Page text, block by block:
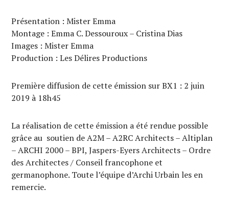
Présentation : Mister Emma
Montage : Emma C. Dessouroux – Cristina Dias
Images : Mister Emma
Production : Les Délires Productions
Première diffusion de cette émission sur BX1 : 2 juin
2019 à 18h45
La réalisation de cette émission a été rendue possible
grâce au soutien de A2M – A2RC Architects – Altiplan
– ARCHI 2000 – BPI, Jaspers-Eyers Architects – Ordre
des Architectes / Conseil francophone et
germanophone. Toute l’équipe d’Archi Urbain les en
remercie.